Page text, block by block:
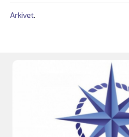
Arkivet.